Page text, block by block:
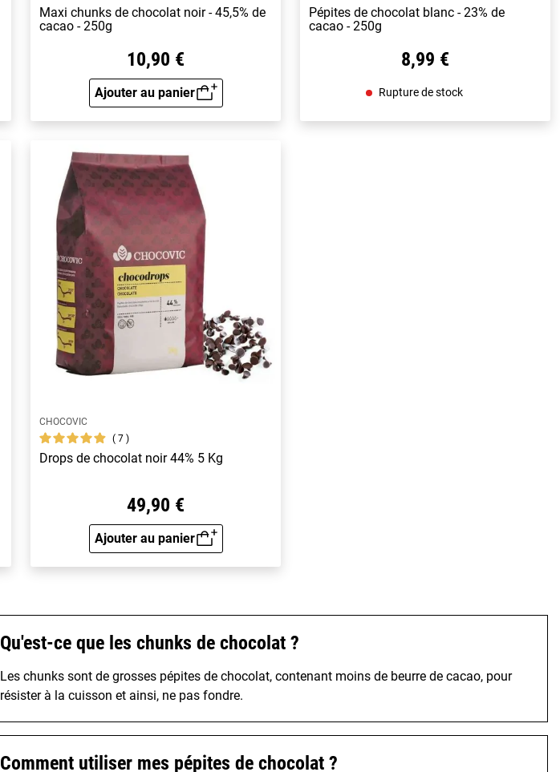
Maxi chunks de chocolat noir - 45,5% de
cacao - 250g
10,90 €
Ajouter au panier
Aperçu rapide
Pépites de chocolat blanc - 23% de
cacao - 250g
8,99 €
Rupture de stock
CHOCOVIC
7
Drops de chocolat noir 44% 5 Kg
49,90 €
Ajouter au panier
Aperçu rapide
Qu'est-ce que les chunks de chocolat ?
Les chunks sont de grosses pépites de chocolat, contenant moins de beurre de cacao, pour
résister à la cuisson et ainsi, ne pas fondre.
Comment utiliser mes pépites de chocolat ?